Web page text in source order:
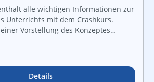
alle wichtigen Informationen zur
Unterrichts mit dem Crashkurs.
Vorstellung des Konzeptes
Details